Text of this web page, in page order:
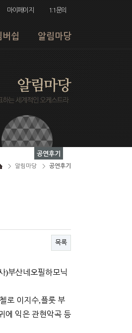
마이페이지 1:1문의
버쉽 알림마당
알림마당 공연후기
공연후기
목록
)부산네오필하모닉
첼로 이지수,플룻 부
에 익은 관현악곡 등